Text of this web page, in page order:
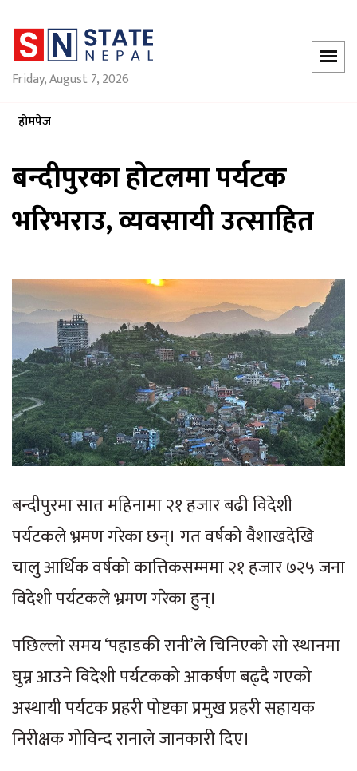
Friday, August 7, 2026
होमपेज
बन्दीपुरका होटलमा पर्यटक
भरिभराउ, व्यवसायी उत्साहित
बन्दीपुरमा सात महिनामा २१ हजार बढी विदेशी
पर्यटकले भ्रमण गरेका छन्। गत वर्षको वैशाखदेखि
चालु आर्थिक वर्षको कात्तिकसम्ममा २१ हजार ७२५ जना
विदेशी पर्यटकले भ्रमण गरेका हुन्।
पछिल्लो समय ‘पहाडकी रानी’ले चिनिएको सो स्थानमा
घुम्न आउने विदेशी पर्यटकको आकर्षण बढ्दै गएको
अस्थायी पर्यटक प्रहरी पोष्टका प्रमुख प्रहरी सहायक
निरीक्षक गोविन्द रानाले जानकारी दिए।